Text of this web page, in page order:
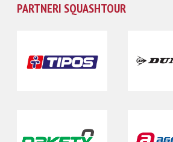
PARTNERI SQUASHTOUR